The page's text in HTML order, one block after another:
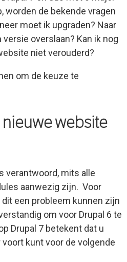
worden de bekende vragen
moet ik upgraden? Naar
overslaan? Kan ik nog
niet verouderd?
om de keuze te
nieuwe website
verantwoord, mits alle
aanwezig zijn. Voor
een probleem kunnen zijn
om voor Drupal 6 te
Drupal 7 betekent dat u
voort kunt voor de volgende